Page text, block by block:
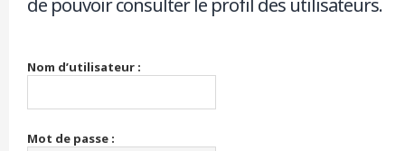
de pouvoir consulter le profil des utilisateurs.
Nom d’utilisateur :
Mot de passe :